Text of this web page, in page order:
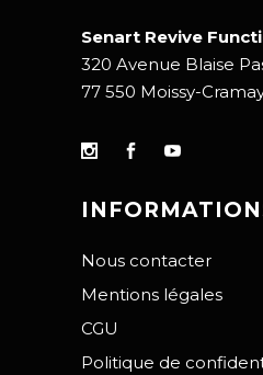
Senart Revive
320 Avenue Blaise
77 550 Moissy-
Nous contacter
Mentions légales
CGU
Politique de